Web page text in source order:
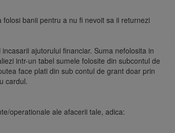
banii pentru a nu fi nevoit sa ii returnezi
ajutorului financiar. Suma nefolosita in
intr-un tabel sumele folosite din subcontul de
face plati din sub contul de grant doar prin
cardul.
operationale ale afacerii tale, adica: